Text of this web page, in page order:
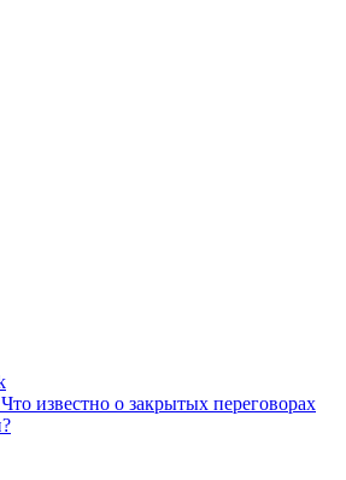
известно о закрытых переговорах